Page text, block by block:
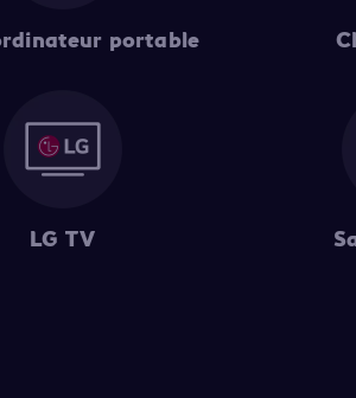
portable
LG TV